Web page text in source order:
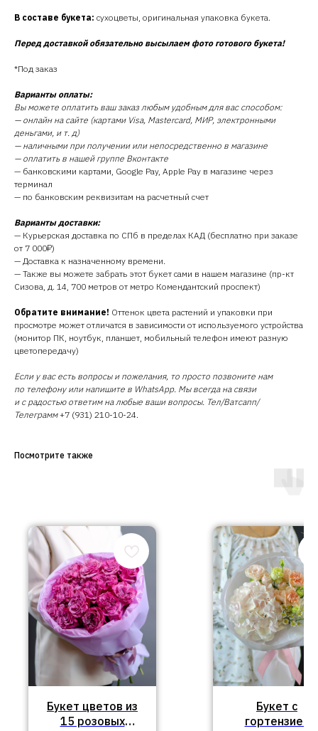
В составе букета: сухоцветы, оригинальная упаковка букета.
Перед доставкой обязательно высылаем фото готового букета!
*Под заказ
Варианты оплаты:
Вы можете оплатить ваш заказ любым удобным для вас способом:
— онлайн на сайте (картами Visa, Mastercard, МИР, электронными
деньгами, и т. д)
— наличными при получении или непосредственно в магазине
— оплатить в нашей группе Вконтакте
— банковскими картами, Google Pay, Apple Pay в магазине через
терминал
— по банковским реквизитам на расчетный счет
Варианты доставки:
— Курьерская доставка по СПб в пределах КАД (бесплатно при заказе
от 7 000₽)
— Доставка к назначенному времени.
— Также вы можете забрать этот букет сами в нашем магазине (пр-кт
Сизова, д. 14, 700 метров от метро Комендантский проспект)
Обратите внимание! Оттенок цвета растений и упаковки при
просмотре может отличатся в зависимости от используемого устройства
(монитор ПК, ноутбук, планшет, мобильный телефон имеют разную
цветопередачу)
Если у вас есть вопросы и пожелания, то просто позвоните нам
по телефону или напишите в WhatsApp. Мы всегда на связи
и с радостью ответим на любые ваши вопросы. Тел/Ватсапп/
Телеграмм+7 (931) 210-10-24.
Посмотрите также
Букет цветов из
15 розовых
Букет с
гортензией